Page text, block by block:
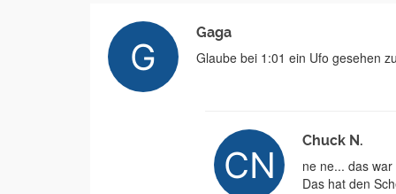
Gaga
Glaube bei 1:01 ein Ufo gesehen
Chuck N.
ne ne... das
Das hat den